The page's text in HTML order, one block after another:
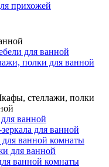
прихожей
для ванной
полки для ванной
стеллажи, полки
ванной
для ванной
ванной комнаты
для ванной
ванной комнаты